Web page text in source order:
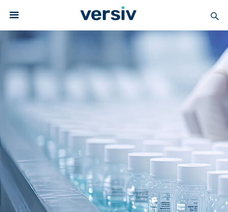
Solutions for
Medical
PTFE Barrier Solutions for
Medical Packaging